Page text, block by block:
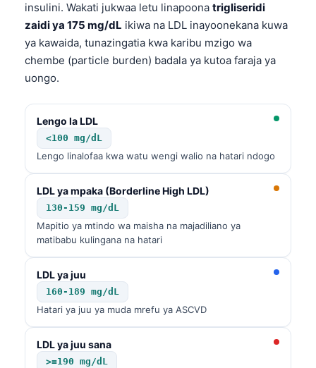
insulini. Wakati jukwaa letu linapoona trigliseridi
zaidi ya 175 mg/dL ikiwa na LDL inayoonekana kuwa
ya kawaida, tunazingatia kwa karibu mzigo wa
chembe (particle burden) badala ya kutoa faraja ya
uongo.
Lengo la LDL
<100 mg/dL
Lengo linalofaa kwa watu wengi walio na hatari ndogo
LDL ya mpaka (Borderline High LDL)
130-159 mg/dL
Mapitio ya mtindo wa maisha na majadiliano ya
matibabu kulingana na hatari
LDL ya juu
160-189 mg/dL
Hatari ya juu ya muda mrefu ya ASCVD
LDL ya juu sana
>=190 mg/dL
বাংলা
मराठी
తెలుగు
ગુજરાતી
ಕನ್ನಡ
മലയാളം
Bahasa Melayu
Tiếng Việt
Tagalog
ไทย
ဗမာစာ
ភាសាខ្មែរ
Українська